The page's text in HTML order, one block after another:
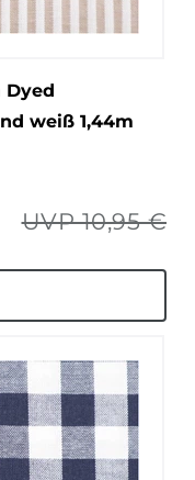
Dyed
weiß 1,44m
UVP 10,95 €